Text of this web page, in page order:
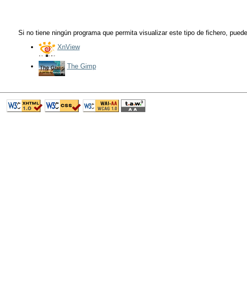
Si no tiene ningún programa que permita visualizar este tipo de fichero,
XnView
The Gimp